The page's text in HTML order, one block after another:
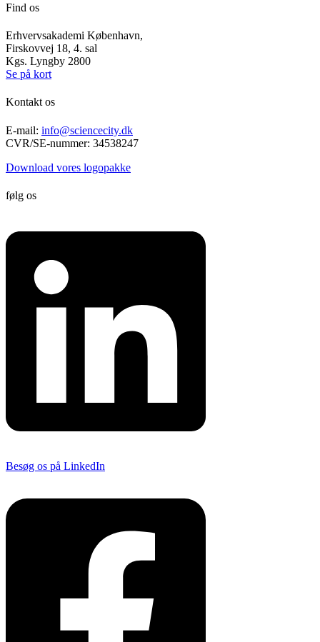
Find os
Erhvervsakademi København,
Firskovvej 18, 4. sal
Kgs. Lyngby 2800
Se på kort
Kontakt os
E-mail: info@sciencecity.dk
CVR/SE-nummer: 34538247
Download vores logopakke
følg os
Besøg os på LinkedIn